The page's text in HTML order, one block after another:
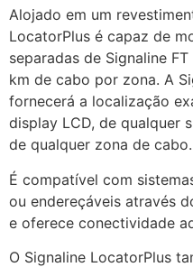
Alojado em um
LocatorPlus é capaz de
separadas de Signaline
km de cabo por zona. A
fornecerá a localização
display LCD, de qualquer
de qualquer zona de cabo.
É compatível com
ou endereçáveis ​​através
e oferece conectividade
O Signaline LocatorPlus